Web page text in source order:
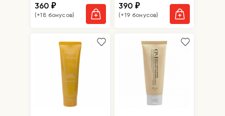
360₽
(+18 бонусов)
390₽
(+19 бонусов)